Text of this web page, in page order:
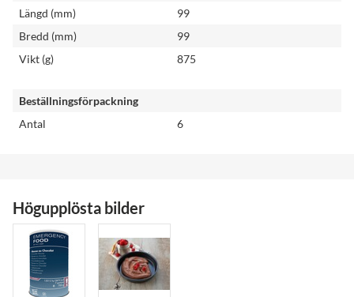
Längd (mm)
99
Bredd (mm)
99
Vikt (g)
875
Beställningsförpackning
Antal
6
Högupplösta bilder